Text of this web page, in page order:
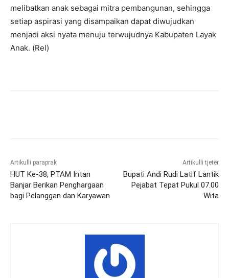
melibatkan anak sebagai mitra pembangunan, sehingga
setiap aspirasi yang disampaikan dapat diwujudkan
menjadi aksi nyata menuju terwujudnya Kabupaten Layak
Anak. (Rel)
Artikulli paraprak
HUT Ke-38, PTAM Intan
Banjar Berikan Penghargaan
bagi Pelanggan dan Karyawan
Artikulli tjetër
Bupati Andi Rudi Latif Lantik
Pejabat Tepat Pukul 07.00
Wita